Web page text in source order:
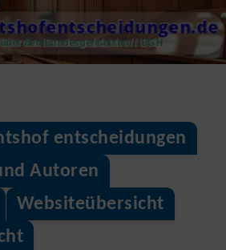
den Bundesgerichtshof / BGH
entscheidungen
Autoren
Websiteübersicht